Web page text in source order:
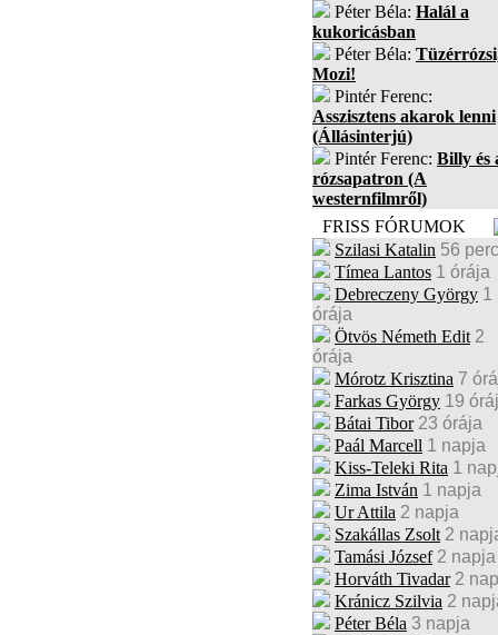
Péter Béla: Halál a
kukoricásban
Péter Béla:
Mozi!
Pintér Ferenc:
Asszisztens akarok lenni
(Állásinterjú)
Pintér Ferenc: Billy és
rózsapatron (A
westernfilmről)
FRISS FÓRUMOK
Szilasi Katalin 56
Tímea Lantos 1 órája
Debreczeny György 1
órája
Ötvös Németh Edit 2
órája
Mórotz Krisztina 7
Farkas György 19
Bátai Tibor 23 órája
Paál Marcell 1 napja
Kiss-Teleki Rita 1
Zima István 1 napja
Ur Attila 2 napja
Szakállas Zsolt 2
Tamási József 2 napja
Horváth Tivadar 2
Kránicz Szilvia 2
Péter Béla 3 napja